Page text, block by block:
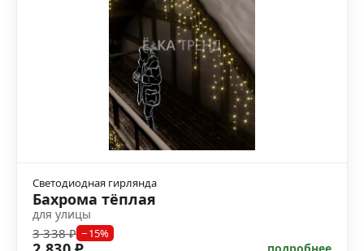
Светодиодная гирлянда
Бахрома тёплая
для улицы
3 338 ₽ −15%